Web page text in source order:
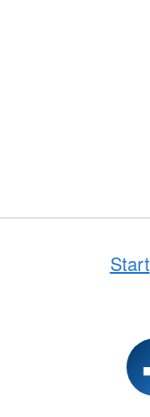
Start